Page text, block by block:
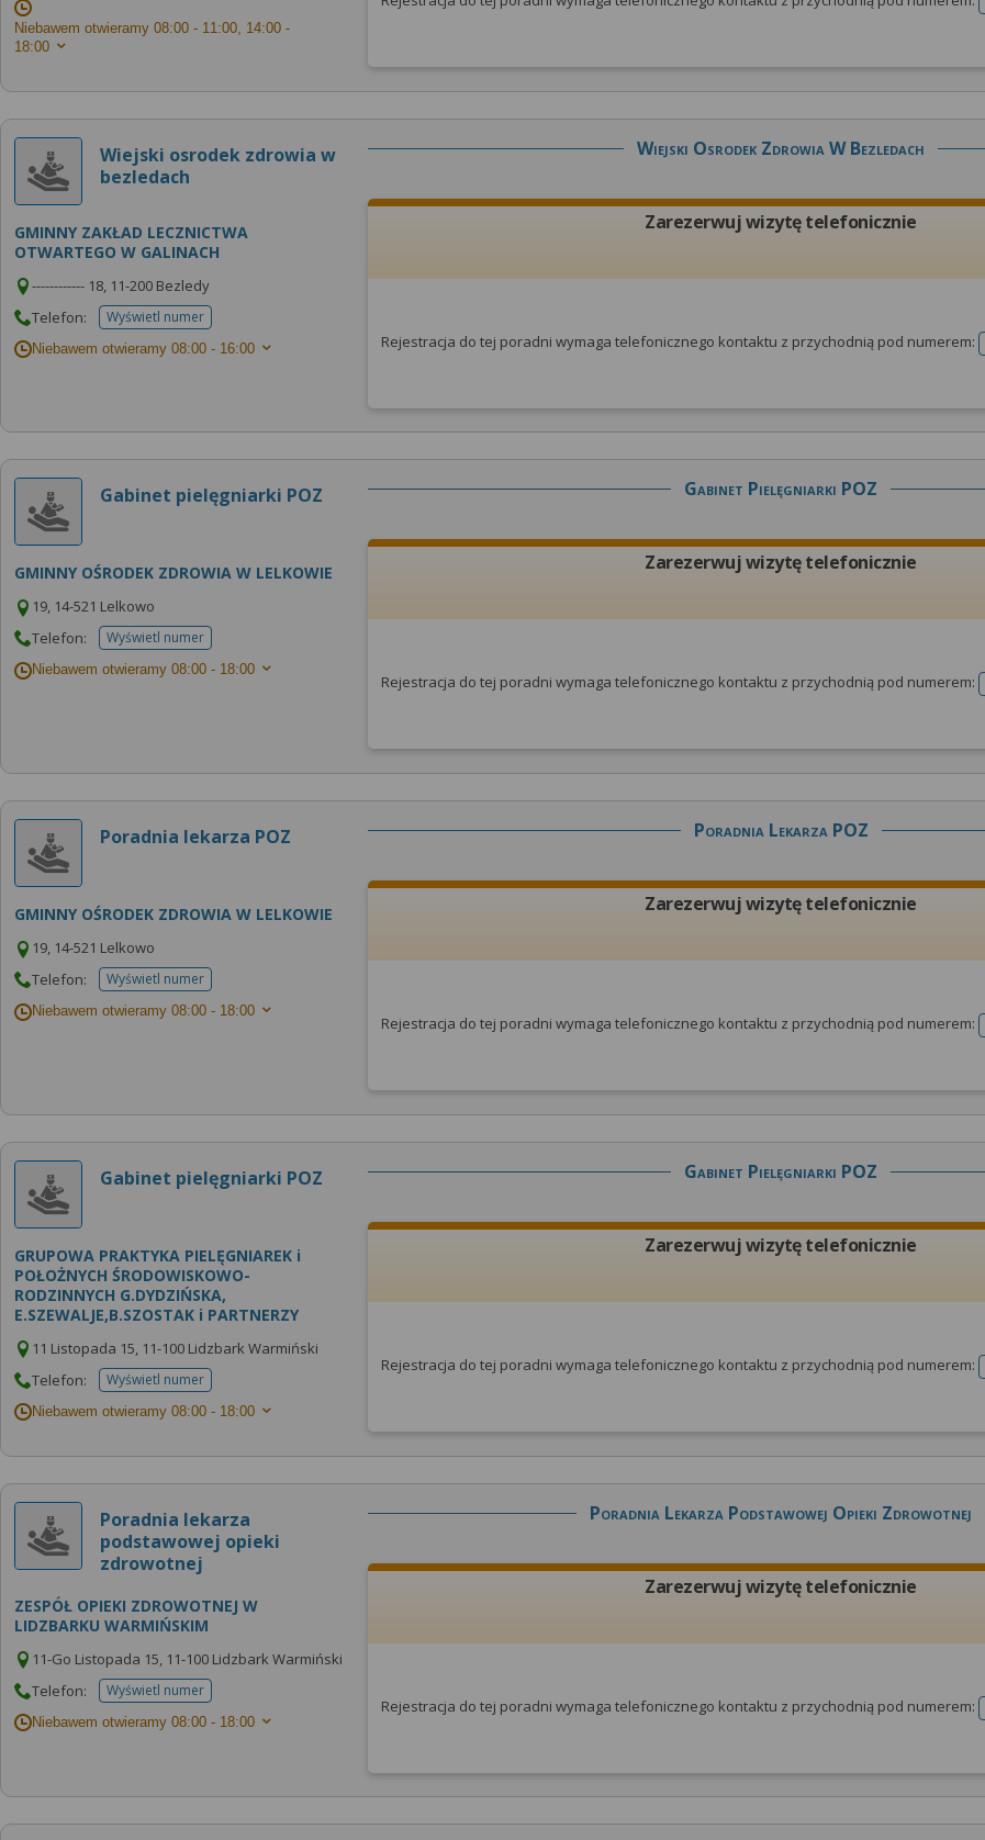
Niebawem otwieramy 08:00 - 11:00, 14:00 -
18:00
Wiejski osrodek zdrowia w
bezledach
GMINNY ZAKŁAD LECZNICTWA
OTWARTEGO W GALINACH
------------ 18, 11-200 Bezledy
Telefon:
Wyświetl numertelefonu do placowki
Niebawem otwieramy 08:00 - 16:00
Wiejski Osrodek Zdrowia W Bezledach
Zarezerwuj wizytę telefonicznie
Rejestracja do tej poradni wymaga telefonicznego kontaktu z przychodnią pod numerem:
Gabinet pielęgniarki POZ
GMINNY OŚRODEK ZDROWIA W LELKOWIE
19, 14-521 Lelkowo
Telefon:
Wyświetl numertelefonu do placowki
Niebawem otwieramy 08:00 - 18:00
Gabinet Pielęgniarki POZ
Zarezerwuj wizytę telefonicznie
Rejestracja do tej poradni wymaga telefonicznego kontaktu z przychodnią pod numerem:
Poradnia lekarza POZ
GMINNY OŚRODEK ZDROWIA W LELKOWIE
19, 14-521 Lelkowo
Telefon:
Wyświetl numertelefonu do placowki
Niebawem otwieramy 08:00 - 18:00
Poradnia Lekarza POZ
Zarezerwuj wizytę telefonicznie
Rejestracja do tej poradni wymaga telefonicznego kontaktu z przychodnią pod numerem:
Gabinet pielęgniarki POZ
GRUPOWA PRAKTYKA PIELĘGNIAREK i
POŁOŻNYCH ŚRODOWISKOWO-
RODZINNYCH G.DYDZIŃSKA,
E.SZEWALJE,B.SZOSTAK i PARTNERZY
11 Listopada 15, 11-100 Lidzbark Warmiński
Telefon:
Wyświetl numertelefonu do placowki
Niebawem otwieramy 08:00 - 18:00
Gabinet Pielęgniarki POZ
Zarezerwuj wizytę telefonicznie
Rejestracja do tej poradni wymaga telefonicznego kontaktu z przychodnią pod numerem:
Poradnia lekarza
podstawowej opieki
zdrowotnej
ZESPÓŁ OPIEKI ZDROWOTNEJ W
LIDZBARKU WARMIŃSKIM
11-Go Listopada 15, 11-100 Lidzbark Warmiński
Telefon:
Wyświetl numertelefonu do placowki
Niebawem otwieramy 08:00 - 18:00
Poradnia Lekarza Podstawowej Opieki Zdrowotnej
Zarezerwuj wizytę telefonicznie
Rejestracja do tej poradni wymaga telefonicznego kontaktu z przychodnią pod numerem: